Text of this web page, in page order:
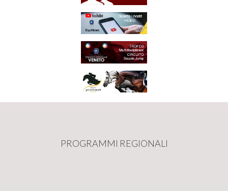
PROGRAMMI REGIONALI